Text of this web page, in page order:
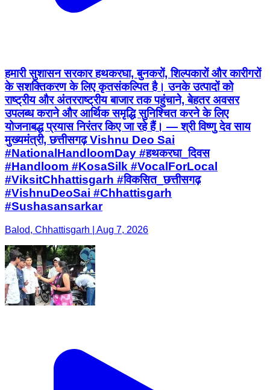
हमारी सुशासन सरकार हथकरघा, बुनकरों, शिल्पकारों और कारीगरों
के सशक्तिकरण के लिए कृतसंकल्पित है। उनके उत्पादों को
राष्ट्रीय और अंतरराष्ट्रीय बाजार तक पहुंचाने, बेहतर अवसर
उपलब्ध कराने और आर्थिक समृद्धि सुनिश्चित करने के लिए
योजनाबद्ध प्रयास निरंतर किए जा रहे हैं। — श्री विष्णु देव साय
मुख्यमंत्री, छत्तीसगढ़ Vishnu Deo Sai
#NationalHandloomDay #हथकरघा_दिवस
#Handloom #KosaSilk #VocalForLocal
#ViksitChhattisgarh #विकसित_छत्तीसगढ़
#VishnuDeoSai #Chhattisgarh
#Sushasansarkar
Balod, Chhattisgarh | Aug 7, 2026